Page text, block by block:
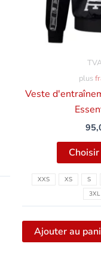
plus
Veste
XXS XS S
3XL
Ajouter au